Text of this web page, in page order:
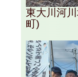
東大川河
町)